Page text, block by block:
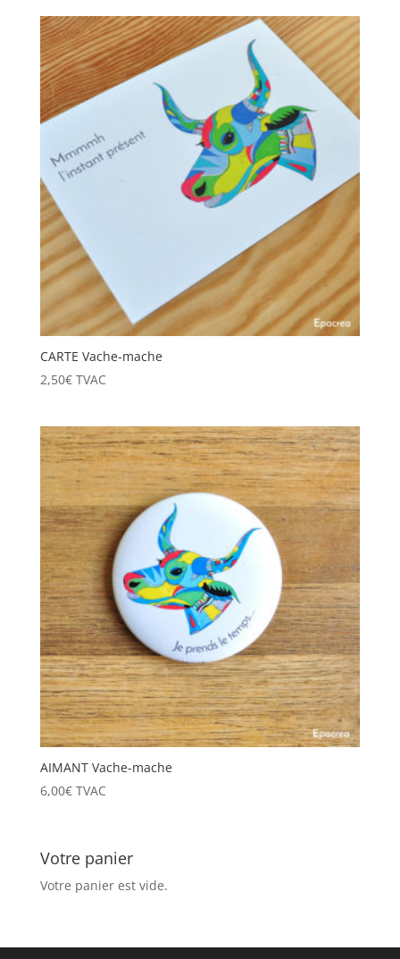
était :
5,50€.
est :
4,00€.
CARTE Vache-mache
2,50€ TVAC
AIMANT Vache-mache
6,00€ TVAC
Votre panier
Votre panier est vide.